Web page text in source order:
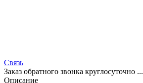
Связь
Заказ обратного звонка круглосуточно ...
Описание